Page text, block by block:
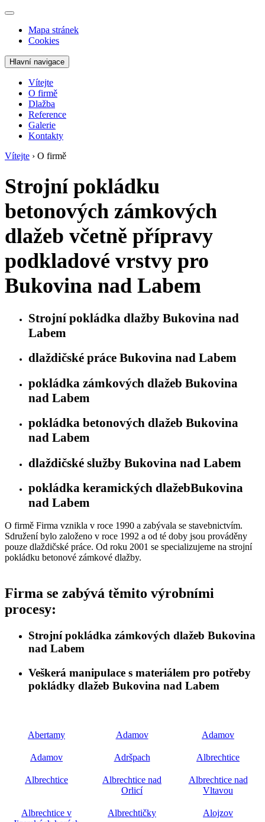
Mapa stránek
Cookies
Hlavní navigace
Vítejte
O firmě
Dlažba
Reference
Galerie
Kontakty
Vítejte › O firmě
Strojní pokládku
betonových zámkových
dlažeb včetně přípravy
podkladové vrstvy pro
Bukovina nad Labem
Strojní pokládka dlažby Bukovina nad
Labem
dlaždičské práce Bukovina nad Labem
pokládka zámkových dlažeb Bukovina
nad Labem
pokládka betonových dlažeb Bukovina
nad Labem
dlaždičské služby Bukovina nad Labem
pokládka keramických dlažebBukovina
nad Labem
O firmě Firma vznikla v roce 1990 a zabývala se stavebnictvím.
Sdružení bylo založeno v roce 1992 a od té doby jsou prováděny
pouze dlaždičské práce. Od roku 2001 se specializujeme na strojní
pokládku betonové zámkové dlažby.
Firma se zabývá těmito výrobními
procesy:
Strojní pokládka zámkových dlažeb Bukovina
nad Labem
Veškerá manipulace s materiálem pro potřeby
pokládky dlažeb Bukovina nad Labem
Abertamy Adamov Adamov
Adamov Adršpach Albrechtice
Albrechtice
Albrechtice nad
Orlicí
Albrechtice nad
Vltavou
Albrechtice v
Albrechtičky Alojzov